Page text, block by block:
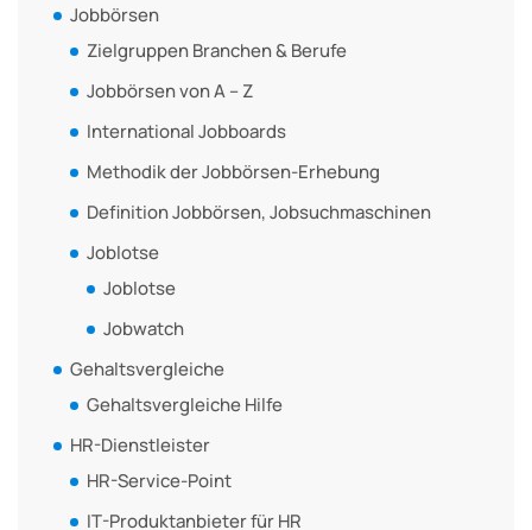
Jobbörsen
Zielgruppen Branchen & Berufe
Jobbörsen von A – Z
International Jobboards
Methodik der Jobbörsen-Erhebung
Definition Jobbörsen, Jobsuchmaschinen
Joblotse
Joblotse
Jobwatch
Gehaltsvergleiche
Gehaltsvergleiche Hilfe
HR-Dienstleister
HR-Service-Point
IT-Produktanbieter für HR